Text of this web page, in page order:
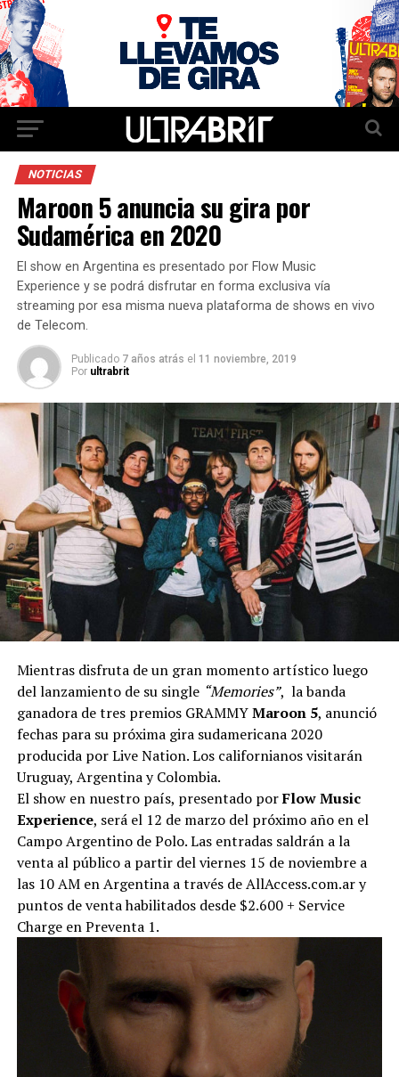
NOTICIAS
Maroon 5 anuncia su gira por
Sudamérica en 2020
El show en Argentina es presentado por Flow Music
Experience y se podrá disfrutar en forma exclusiva vía
streaming por esa misma nueva plataforma de shows en vivo
de Telecom.
Publicado 7 años atrás el 11 noviembre, 2019
Por ultrabrit
Mientras disfruta de un gran momento artístico luego
del lanzamiento de su single “Memories”, la banda
ganadora de tres premios GRAMMYMaroon 5, anunció
fechas para su próxima gira sudamericana 2020
producida por Live Nation. Los californianos visitarán
Uruguay, Argentina y Colombia.
El show en nuestro país, presentado porFlow Music
Experience, será el 12 de marzo del próximo año en el
Campo Argentino de Polo. Las entradas saldrán a la
venta al público a partir del viernes 15 de noviembre a
las 10 AM en Argentina a través de AllAccess.com.ar y
puntos de venta habilitados desde $2.600 + Service
Charge en Preventa 1.